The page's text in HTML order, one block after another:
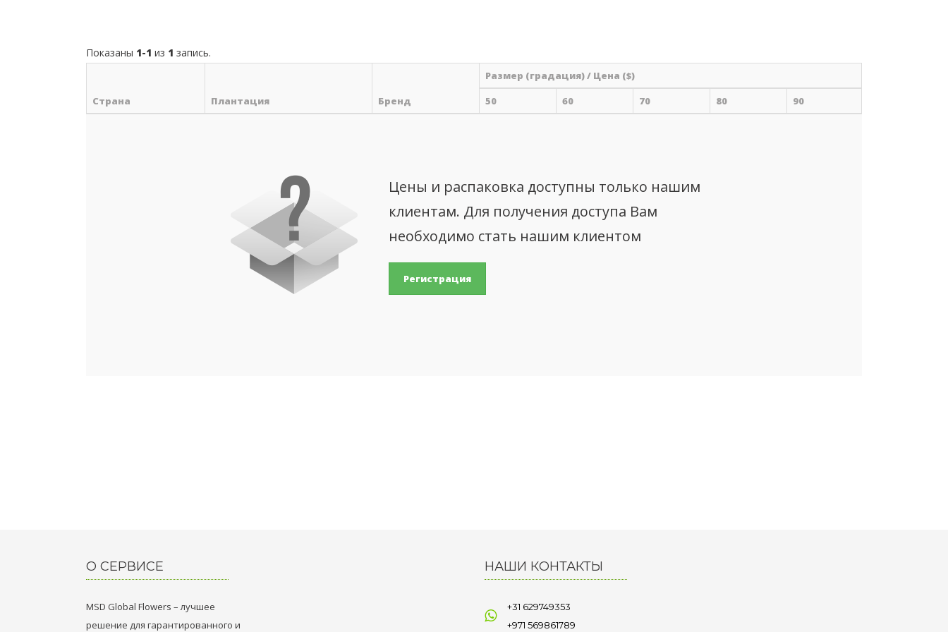
Показаны 1-1 из 1 запись.
Страна Плантация Бренд
Размер (градация) / Цена ($)
50
60 70 80 90
Цены и распаковка доступны только нашим
клиентам. Для получения доступа Вам
необходимо стать нашим клиентом
Регистрация
О СЕРВИСЕ
MSD Global Flowers – лучшее
решение для гарантированного и
НАШИ КОНТАКТЫ
+31 629749353
+971 569861789